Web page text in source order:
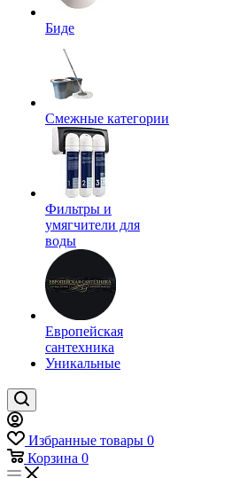
Биде
Смежные категории
Фильтры и
умягчители для
воды
Европейская
сантехника
Уникальные
Избранные товары 0
Корзина 0